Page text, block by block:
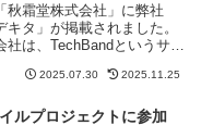
秋霜堂株式会社」に弊社
キタ」が掲載されました。
社は、TechBandというサー
して密接に伴走するサブス
率5％...
2025.07.30 2025.11.25
ルプロジェクトに参加